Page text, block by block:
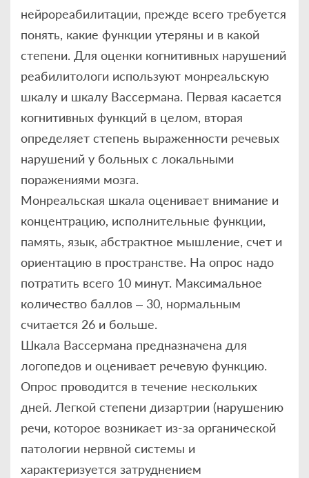
нейрореабилитации, прежде всего требуется
понять, какие функции утеряны и в какой
степени. Для оценки когнитивных нарушений
реабилитологи используют монреальскую
шкалу и шкалу Вассермана. Первая касается
когнитивных функций в целом, вторая
определяет степень выраженности речевых
нарушений у больных с локальными
поражениями мозга.
Монреальская шкала оценивает внимание и
концентрацию, исполнительные функции,
память, язык, абстрактное мышление, счет и
ориентацию в пространстве. На опрос надо
потратить всего 10 минут. Максимальное
количество баллов – 30, нормальным
считается 26 и больше.
Шкала Вассермана предназначена для
логопедов и оценивает речевую функцию.
Опрос проводится в течение нескольких
дней. Легкой степени дизартрии (нарушению
речи, которое возникает из-за органической
патологии нервной системы и
характеризуется затруднением